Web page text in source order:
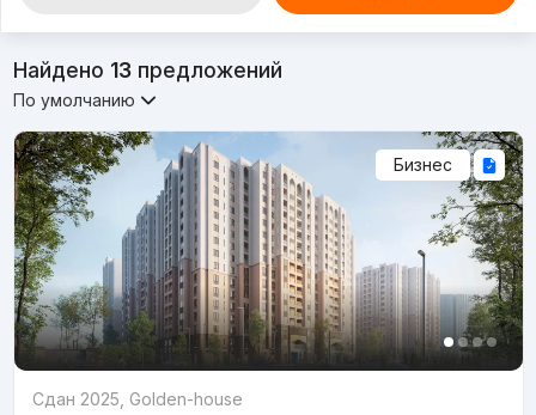
Найдено 13предложений
По умолчанию
Бизнес
Сдан 2025 Golden-house